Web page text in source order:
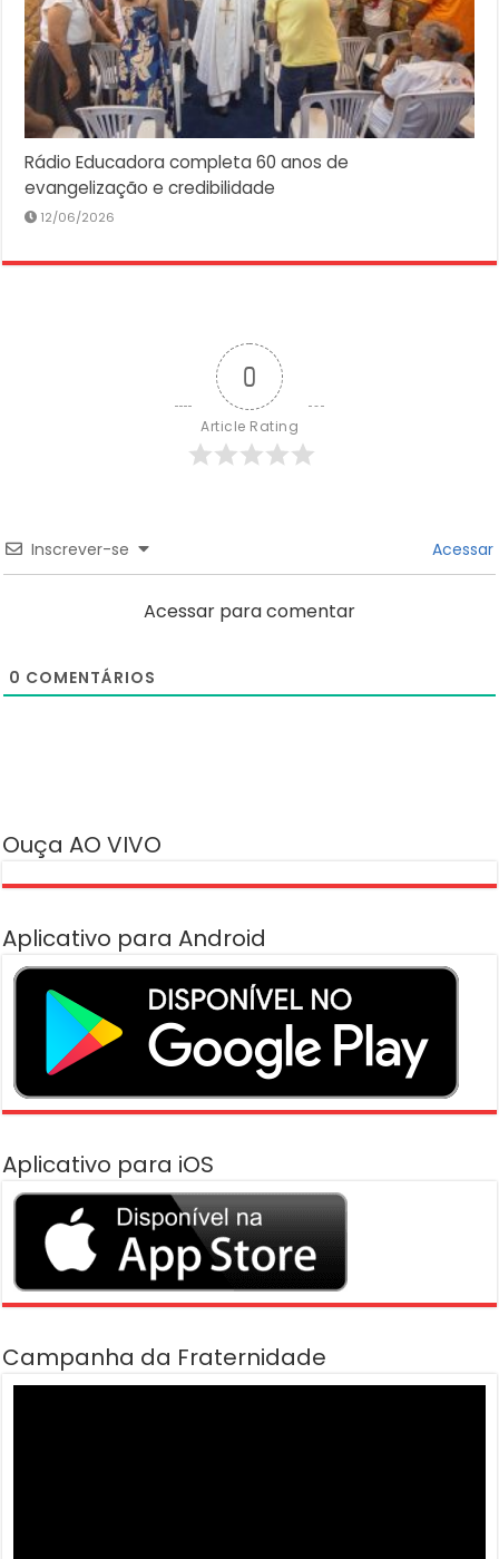
Rádio Educadora completa 60 anos de
evangelização e credibilidade
12/06/2026
0
Article Rating
Inscrever-se Acessar
Acessar para comentar
0 COMENTÁRIOS
Ouça AO VIVO
Aplicativo para Android
Aplicativo para iOS
Campanha da Fraternidade